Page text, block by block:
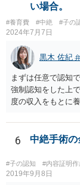
い場合。
#養育費 #中絶 #子の
2024年7月7日
黒木 佐紀
まずは任意で認知
強制認知をした上
度の収入をもとに
育費の増額調停を
手方が妊娠につい
料請求などもでき
関わりが不可欠と
事務所へ早めのご
6 中絶手術
#子の認知 #内容証明
2019年9月8日